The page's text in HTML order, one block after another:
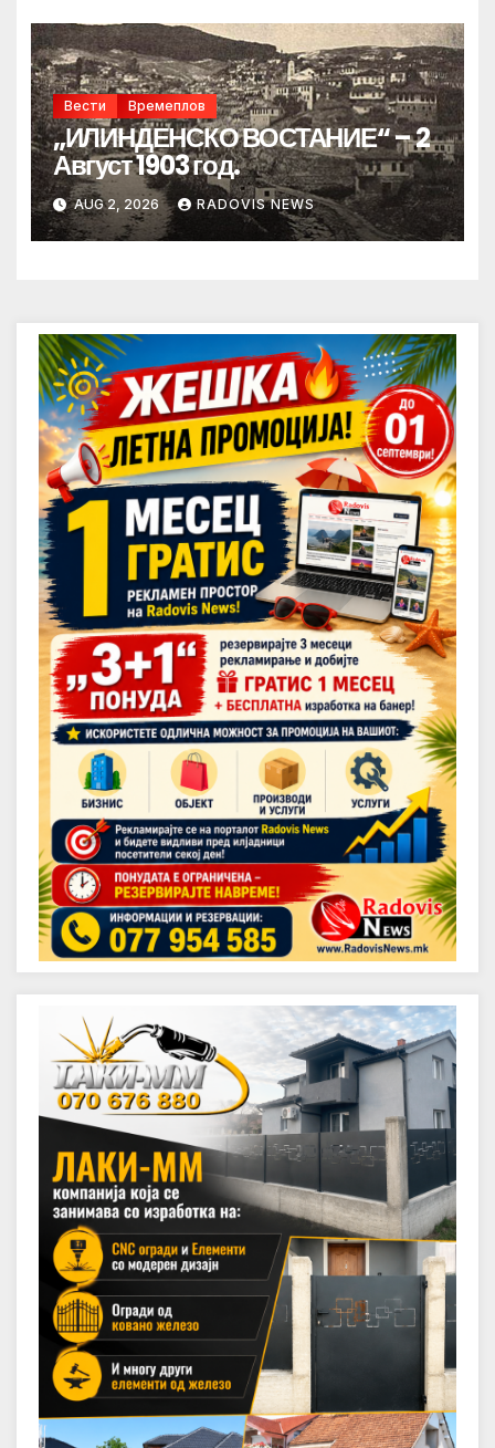
Вести Времеплов
„ИЛИНДЕНСКО ВОСТАНИЕ“ – 2
Август 1903 год.
AUG 2, 2026 RADOVIS NEWS